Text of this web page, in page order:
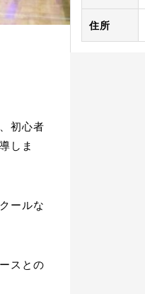
初心者
しま
ールな
スとの
住所